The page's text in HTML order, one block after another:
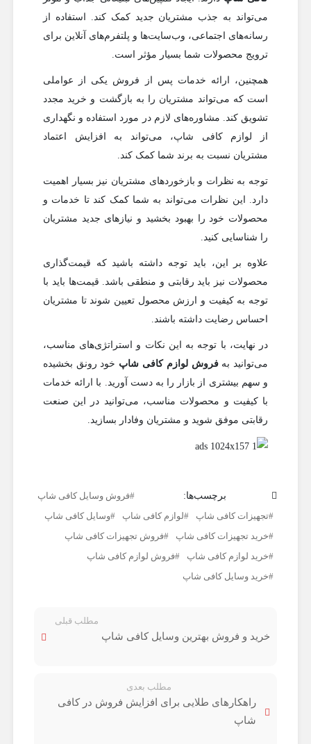
می‌تواند به جذب مشتریان جدید کمک کند. استفاده از
رسانه‌های اجتماعی، وب‌سایت‌ها و پلتفرم‌های آنلاین برای
ترویج محصولات شما بسیار مؤثر است.
همچنین، ارائه خدمات پس از فروش یکی از عواملی
است که می‌تواند مشتریان را به بازگشت و خرید مجدد
تشویق کند. مشاوره‌های لازم در مورد استفاده و نگهداری
از لوازم کافی شاپ، می‌تواند به افزایش اعتماد
مشتریان نسبت به برند شما کمک کند.
توجه به نظرات و بازخوردهای مشتریان نیز بسیار اهمیت
دارد. این نظرات می‌تواند به شما کمک کند تا خدمات و
محصولات خود را بهبود بخشید و نیازهای جدید مشتریان
را شناسایی کنید.
علاوه بر این، باید توجه داشته باشید که قیمت‌گذاری
محصولات نیز باید رقابتی و منطقی باشد. قیمت‌ها باید با
توجه به کیفیت و ارزش محصول تعیین شوند تا مشتریان
احساس رضایت داشته باشند.
در نهایت، با توجه به این نکات و استراتژی‌های مناسب،
می‌توانید بهفروش لوازم کافی شاپخود رونق بخشیده
و سهم بیشتری از بازار را به دست آورید. با ارائه خدمات
با کیفیت و محصولات مناسب، می‌توانید در این صنعت
رقابتی موفق شوید و مشتریان وفادار بسازید.
برچسب‌ها:
فروش وسایل کافی شاپ
تجهیزات کافی‌ شاپ
لوازم کافی شاپ
وسایل کافی شاپ
خرید تجهیزات کافی شاپ
فروش تجهیزات کافی شاپ
خرید لوازم کافی شاپ
فروش لوازم کافی شاپ
خرید وسایل کافی شاپ
مطلب قبلی
خرید و فروش بهترین وسایل کافی شاپ
مطلب بعدی
راهکارهای طلایی برای افزایش فروش در کافی
شاپ